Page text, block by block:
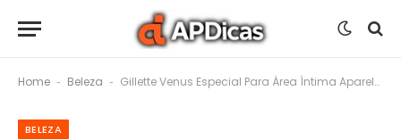
Home - Beleza - Gillette Venus Especial Para Área Íntima Aparelho de Novo Alerta
BELEZA